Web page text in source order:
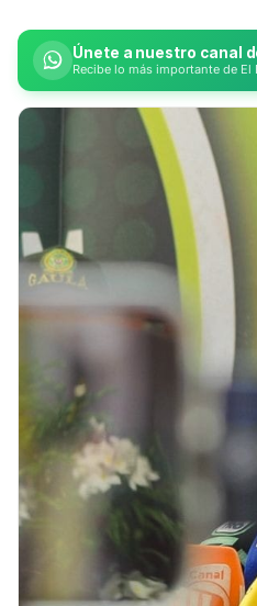
Únete a nuestro canal
Recibe lo más importante de